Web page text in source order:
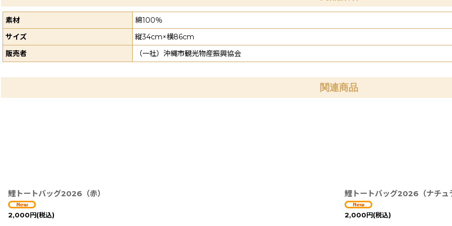
素材
綿100％
サイズ
縦34cm×横86cm
販売者
（一社）沖縄市観光物産振興協会
関連商品
鯉トートバッグ2026（赤）
2,000円(税込)
鯉トートバッグ2026（ナチュ
2,000円(税込)